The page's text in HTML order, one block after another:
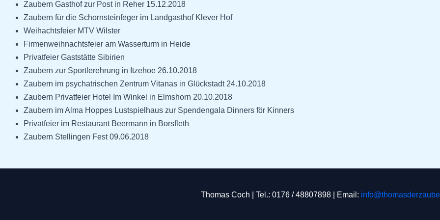
Zaubern Gasthof zur Post in Reher 15.12.2018
Zaubern für die Schornsteinfeger im Landgasthof Klever Hof
Weihachtsfeier MTV Wilster
Firmenweihnachtsfeier am Wasserturm in Heide
Privatfeier Gaststätte Sibirien
Zaubern zur Sportlerehrung in Itzehoe 26.10.2018
Zaubern im psychatrischen Zentrum Vitanas in Glückstadt 24.10.2018
Zaubern Privatfeier Hotel Im Winkel in Elmshorn 20.10.2018
Zaubern im Alma Hoppes Lustspielhaus zur Spendengala Dinners för Kinners
Privatfeier im Restaurant Beermann in Borsfleth
Zaubern Stellingen Fest 09.06.2018
Thomas Coch | Tel.: 0176 / 48807898 | Email: